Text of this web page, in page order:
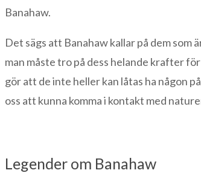
Banahaw.
Det sägs att Banahaw kallar på dem som
man måste tro på dess helande krafter
gör att de inte heller kan låtas ha någon
oss att kunna komma i kontakt med
Legender om Banahaw